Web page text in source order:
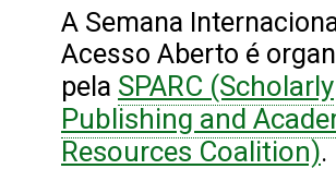
A Semana
Acesso Aberto é
pela SPARC (Scholarly
Publishing and
Resources Coalition).